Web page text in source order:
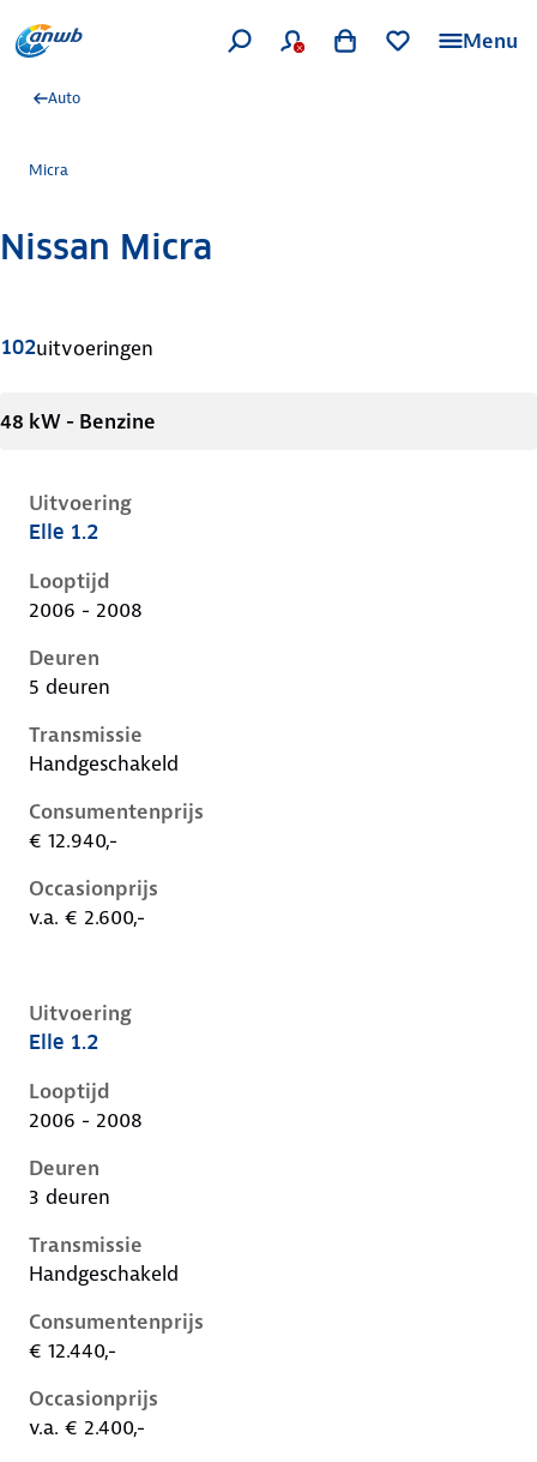
Menu
Auto
Micra
Nissan Micra
102uitvoeringen
48 kW - Benzine
Uitvoering
Nissan Micra iii-k12-1e-facelift, 1.2, 48 kW, Benzine,
Elle 1.2
Looptijd
2006 - 2008
Deuren
5 deuren
Transmissie
Handgeschakeld
Consumentenprijs
€ 12.940,-
Occasionprijs
v.a. € 2.600,-
Uitvoering
Nissan Micra iii-k12-1e-facelift, 1.2, 48 kW, Benzine,
Elle 1.2
Looptijd
2006 - 2008
Deuren
3 deuren
Transmissie
Handgeschakeld
Consumentenprijs
€ 12.440,-
Occasionprijs
v.a. € 2.400,-